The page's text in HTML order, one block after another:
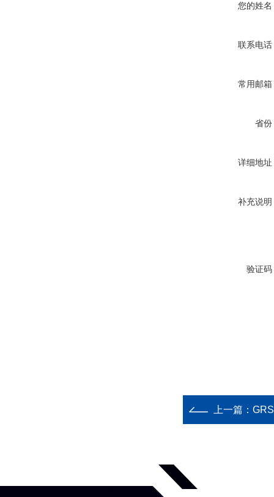
您的姓名
联系电话
常用邮箱
省份
详细地址
补充说明
验证码
上一篇：